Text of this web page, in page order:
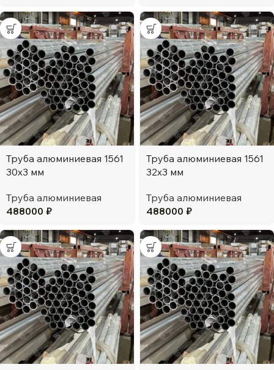
Труба алюминиевая 1561
30х3 мм
Труба алюминиевая
488000 ₽
Труба алюминиевая 1561
32х3 мм
Труба алюминиевая
488000 ₽